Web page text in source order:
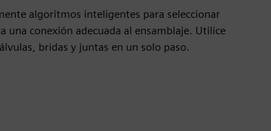
algoritmos inteligentes para seleccionar
una conexión adecuada al ensamblaje. Utilice
bridas y juntas en un solo paso.